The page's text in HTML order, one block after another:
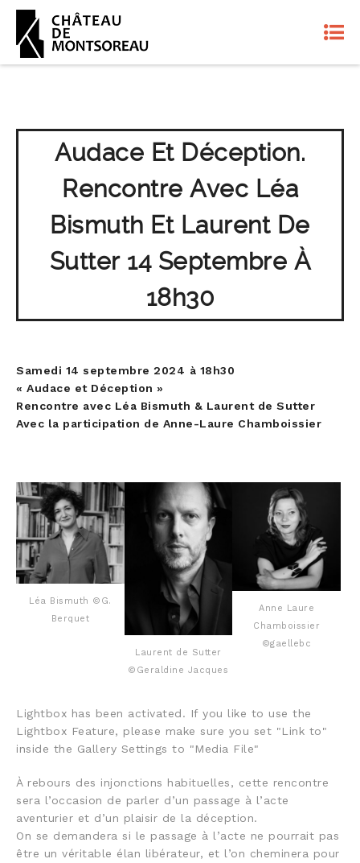
Audace Et Déception.
Rencontre Avec Léa
Bismuth Et Laurent De
Sutter 14 Septembre À
18h30
Samedi 14 septembre 2024 à 18h30
« Audace et Déception »
Rencontre avec Léa Bismuth & Laurent de Sutter
Avec la participation de Anne-Laure Chamboissier
Léa Bismuth ©G.
Berquet
Laurent de Sutter
©Geraldine Jacques
Anne Laure
Chamboissier
©gaellebc
Lightbox has been activated. If you like to use the
Lightbox Feature, please make sure you set "Link to"
inside the Gallery Settings to "Media File"
À rebours des injonctions habituelles, cette rencontre
sera l’occasion de parler d’un passage à l’acte
aventurier et d’un plaisir de la déception.
On se demandera si le passage à l’acte ne pourrait pas
être un véritable élan libérateur, et l’on cheminera pour